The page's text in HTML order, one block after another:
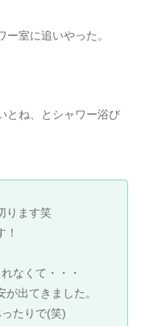
室に追いやった。
とね、とシャワー浴び
ります笑
なくて・・・
出てきました。
たりで(笑)